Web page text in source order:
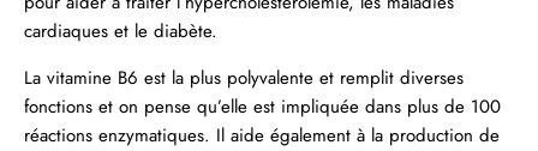
cardiaques et le diabète.
La vitamine B6 est la plus polyvalente et remplit diverses
fonctions et on pense qu’elle est impliquée dans plus de 100
réactions enzymatiques. Il aide également à la production de